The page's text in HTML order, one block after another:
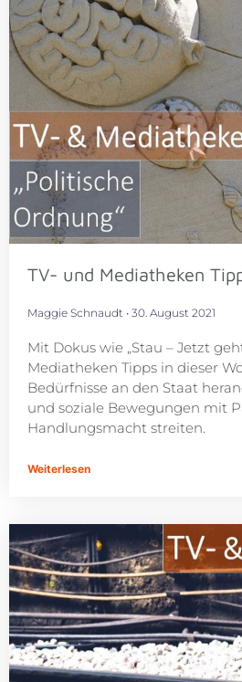
TV- und Mediatheken
Maggie Schnaudt 30. August 2021
Mit Dokus wie „Stau – Jetzt
Mediatheken Tipps in dieser
Bedürfnisse an den Staat
und soziale Bewegungen mit
Handlungsmacht streiten.
Weiterlesen